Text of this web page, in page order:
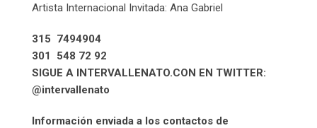
Artista Internacional Invitada: Ana Gabriel
315 7494904
301 548 72 92
SIGUE A INTERVALLENATO.CON EN TWITTER:
@intervallenato
Información enviada a los contactos de